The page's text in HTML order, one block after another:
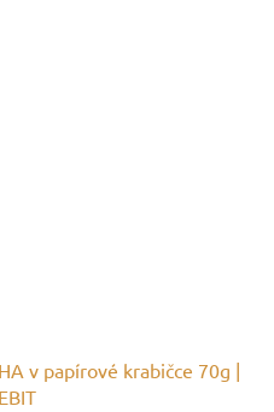
v papírové krabičce 70g |